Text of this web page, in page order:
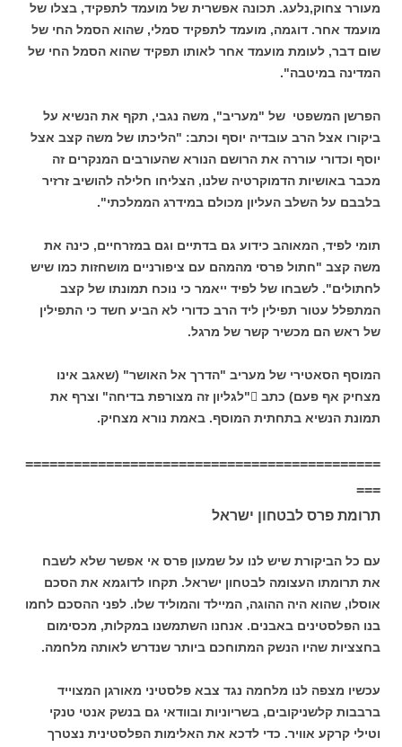
מעורר צחוק,נלעג. תכונה אפשרית של מועמד לתפקיד, בצלו של
מועמד אחר. דוגמה, מועמד לתפקיד סמלי, שהוא הסמל החי של
שום דבר, לעומת מועמד אחר לאותו תפקיד שהוא הסמל החי של
המדינה במיטבה".
הפרשן המשפטי של "מעריב", משה נגבי, תקף את הנשיא על
ביקורו אצל הרב עובדיה יוסף וכתב: "הליכתו של משה קצב אצל
יוסף וכדורי עוררה את הרושם הנורא שהעורבים המנקרים זה
מכבר באושיות הדמוקרטיה שלנו, הצליחו חלילה להושיב זרזיר
בלבבם על השלב העליון מכולם במידרג הממלכתי".
תומי לפיד, המאוהב כידוע גם בדתיים וגם במזרחיים, כינה את
משה קצב "חתול פרסי מהמהם עם ציפורניים מושחזות כמו שיש
לחתולים". לשבחו של לפיד ייאמר כי נוכח תמונתו של קצב
המתפלל עטור תפילין ליד הרב כדורי לא הביע חשד כי התפילין
של ראש הם מכשיר קשר של מרגל.
המוסף הסאטירי של מעריב "הדרך אל האושר" (שאגב אינו
מצחיק אף פעם) כתב "לגליון זה מצורפת בדיחה" וצרף את
תמונת הנשיא בתחתית המוסף. באמת נורא מצחיק.
============================================
===
תרומת פרס לבטחון ישראל
עם כל הביקורת שיש לנו על שמעון פרס אי אפשר שלא לשבח
את תרומתו העצומה לבטחון ישראל. תקחו לדוגמא את הסכם
אוסלו, שהוא היה ההוגה, המיילד והמוליד שלו. לפני ההסכם לחמו
בנו הפלסטינים באבנים. אנחנו השתמשנו במקלות, מכסימום
בחצציות שהיו הנשק המתוחכם ביותר שנדרש לאותה מלחמה.
עכשיו מצפה לנו מלחמה נגד צבא פלסטיני מאורגן המצוייד
ברבבות קלשניקובים, בשריוניות ובוודאי גם בנשק אנטי טנקי
וטילי קרקע אוויר. כדי לדכא את האלימות הפלסטינית נצטרך